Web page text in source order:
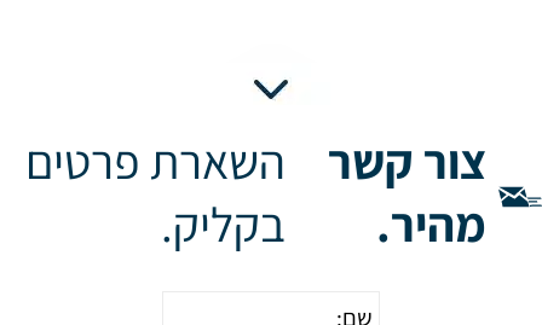
צור קשר
מהיר.
השארת פרטים
בקליק.